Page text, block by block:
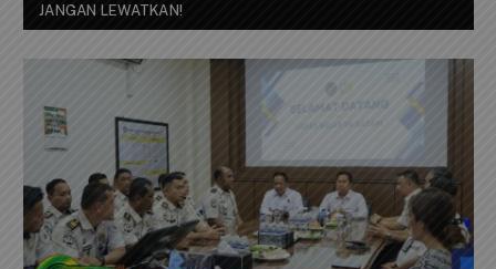
JANGAN LEWATKAN!